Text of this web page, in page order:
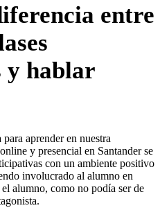
entre
y hablar
aprender en nuestra
y presencial en Santander se
con un ambiente positivo
involucrado al alumno en
alumno, como no podía ser de